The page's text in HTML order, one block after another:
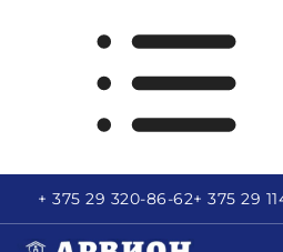
+ 375 29 320-86-62+ 375 29